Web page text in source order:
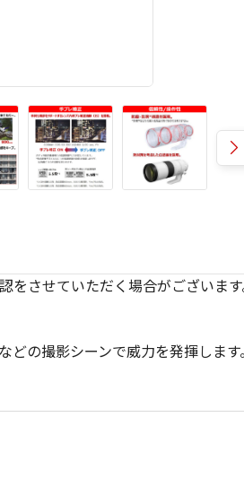
させていただく場合がございます
の撮影シーンで威力を発揮します。